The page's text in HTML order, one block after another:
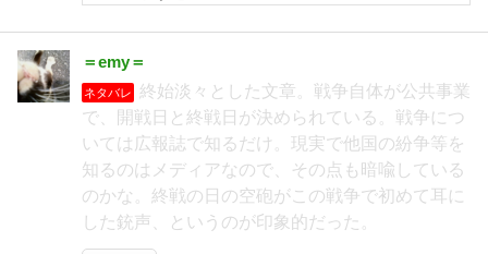
＝emy＝
ネタバレ
終始淡々とした文章。戦争自体が公共事業
で、開戦日と終戦日が決められている。戦争につ
いては広報誌で知るだけ。現実で他国の紛争等を
知るのはメディアなので、その点も暗喩している
のかな。終戦の日の空砲がこの戦争で初めて耳に
した銃声、というのが印象的だった。